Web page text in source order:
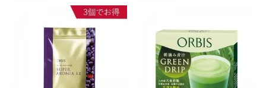
素No.1 鉄分に葉酸をプラス、印象
づける晴れやかな表情を目指す「鉄
＆葉酸」、独自加工のビタミンCで
キレイと健康をサポートする「ビタ
ミンC＆ビタミンB2」、スムーズな
リズムづくりで快調を目指す「オリ
ゴ糖＆酵素」、いつだってイキイ
ある夏のケア成分です。さらに夏の
ケアで有名なPLエキスと、欠かせな
い美容成分ビタミンCもプラス。独
自の製法でサポートします。飲むだ
けのケアなので、夏対策にありがち